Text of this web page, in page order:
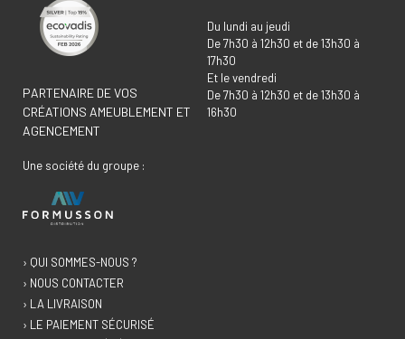
PARTENAIRE DE VOS
CRÉATIONS AMEUBLEMENT ET
AGENCEMENT
Une société du groupe :
Du lundi au jeudi
De 7h30 à 12h30 et de 13h30 à
17h30
Et le vendredi
De 7h30 à 12h30 et de 13h30 à
16h30
› QUI SOMMES-NOUS ?
› NOUS CONTACTER
› LA LIVRAISON
› LE PAIEMENT SÉCURISÉ